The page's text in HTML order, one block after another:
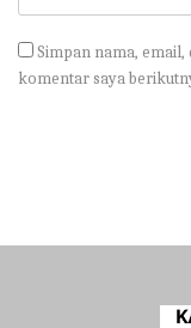
Simpan nama, email,
komentar saya